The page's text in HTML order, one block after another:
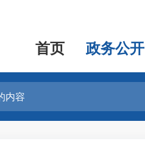
首页 政务公开